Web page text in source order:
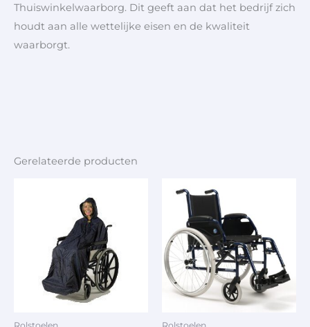
Thuiswinkelwaarborg. Dit geeft aan dat het bedrijf zich
houdt aan alle wettelijke eisen en de kwaliteit
waarborgt.
Gerelateerde producten